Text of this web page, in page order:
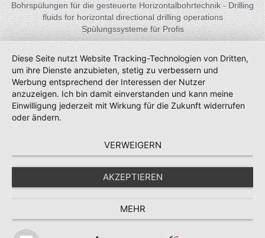
Bohrspülungen für die gesteuerte Horizontalbohrtechnik - Drilling
fluids for horizontal directional drilling operations
Spülungssysteme für Profis
Diese Seite nutzt Website Tracking-Technologien von Dritten,
um ihre Dienste anzubieten, stetig zu verbessern und
Werbung entsprechend der Interessen der Nutzer
anzuzeigen. Ich bin damit einverstanden und kann meine
Einwilligung jederzeit mit Wirkung für die Zukunft widerrufen
oder ändern.
VERWEIGERN
AKZEPTIEREN
MEHR